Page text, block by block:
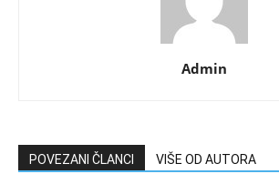
Admin
POVEZANI ČLANCI VIŠE OD AUTORA